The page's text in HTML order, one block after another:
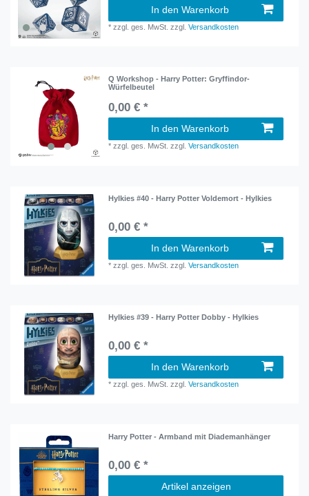
In den Warenkorb
*zzgl. ges. MwSt. zzgl.Versandkosten
Q Workshop - Harry Potter: Gryffindor-
Würfelbeutel
0,00 € *
In den Warenkorb
*zzgl. ges. MwSt. zzgl.Versandkosten
Hylkies #40 - Harry Potter Voldemort - Hylkies
0,00 € *
In den Warenkorb
*zzgl. ges. MwSt. zzgl.Versandkosten
Hylkies #39 - Harry Potter Dobby - Hylkies
0,00 € *
In den Warenkorb
*zzgl. ges. MwSt. zzgl.Versandkosten
Harry Potter - Armband mit Diademanhänger
0,00 € *
Artikel anzeigen